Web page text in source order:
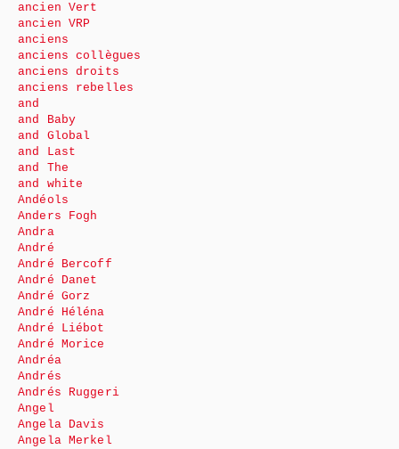
ancien Vert
ancien VRP
anciens
anciens collègues
anciens droits
anciens rebelles
and
and Baby
and Global
and Last
and The
and white
Andéols
Anders Fogh
Andra
André
André Bercoff
André Danet
André Gorz
André Héléna
André Liébot
André Morice
Andréa
Andrés
Andrés Ruggeri
Angel
Angela Davis
Angela Merkel